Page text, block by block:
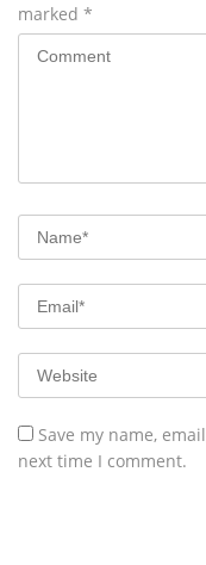
marked *
Save my name,
next time I comment.